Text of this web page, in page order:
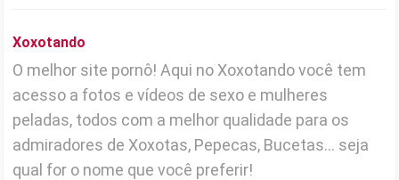
Xoxotando
O melhor site pornô! Aqui no Xoxotando você tem
acesso a fotos e vídeos de sexo e mulheres
peladas, todos com a melhor qualidade para os
admiradores de Xoxotas, Pepecas, Bucetas... seja
qual for o nome que você preferir!